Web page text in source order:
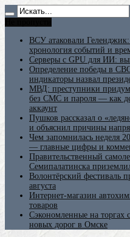
ВСУ атаковали
хронология событий и
Серверы с GPU для ИИ:
Определение победы в
индикаторы назвал
МВД: преступники
без СМС и пароля — как
аккаунт
Пушков рассказал о
и объяснил причины
Чем запомнилась неделя
— главные цифры и
Правительственный
Семипалатинска
Волонтёрский фестиваль
августа
Интернет-магазин
товаров
Сэкономленные на торгах
новых дорог в Омске